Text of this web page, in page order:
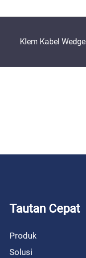
Klem Kabel Wedge
Tautan Cepat
Produk
Solusi